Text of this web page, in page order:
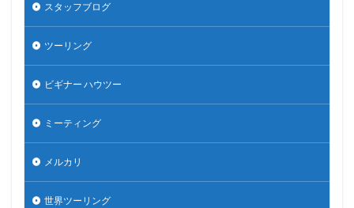
スタッフブログ
ツーリング
ビギナー ハウツー
ミーティング
メルカリ
世界ツーリング